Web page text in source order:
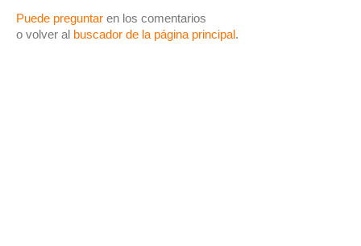
Puede preguntar en los comentarios
o volver al buscador de la página principal.